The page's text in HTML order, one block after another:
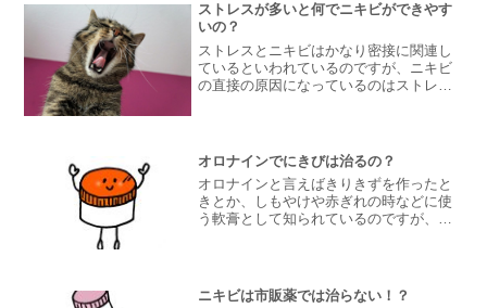
ストレスが多いと何でニキビができやす
いの？
ストレスとニキビはかなり密接に関連し
ているといわれているのですが、ニキビ
の直接の原因になっているのはストレス
のは何かというと、皮脂過...
オロナインでにきびは治るの？
オロナインと言えばきりきずを作ったと
きとか、しもやけや赤ぎれの時などに使
う軟膏として知られているのですが、オ
すが、ニキビの治療としても...
ニキビは市販薬では治らない！？